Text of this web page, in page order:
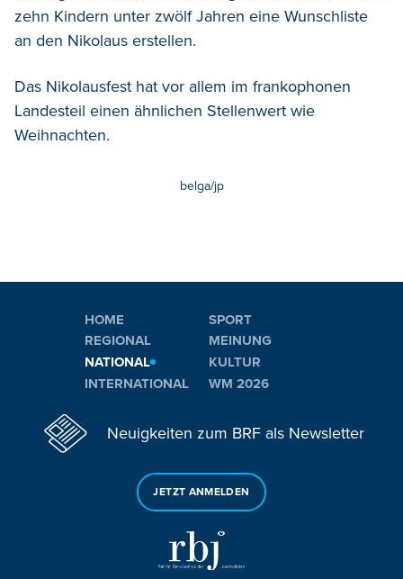
zehn Kindern unter zwölf Jahren eine Wunschliste
an den Nikolaus erstellen.
Das Nikolausfest hat vor allem im frankophonen
Landesteil einen ähnlichen Stellenwert wie
Weihnachten.
belga/jp
HOME
REGIONAL
NATIONAL
INTERNATIONAL
SPORT
MEINUNG
KULTUR
WM 2026
Neuigkeiten zum BRF als Newsletter
JETZT ANMELDEN